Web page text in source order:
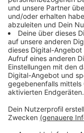
Dienst
Verkehrswende
im ÖPNV nötig".
Veröffentlicht:
Anzeige